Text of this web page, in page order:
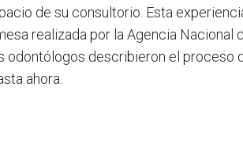
de su consultorio. Esta
realizada por la Agencia Nacional
odontólogos describieron el proceso
ahora.